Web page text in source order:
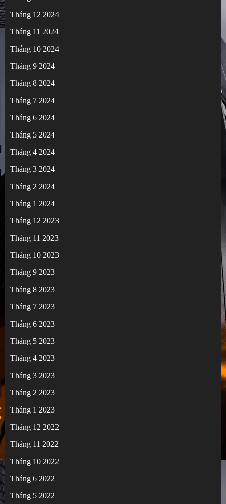
Tháng 12 2024
Tháng 11 2024
Tháng 10 2024
Tháng 9 2024
Tháng 8 2024
Tháng 7 2024
Tháng 6 2024
Tháng 5 2024
Tháng 4 2024
Tháng 3 2024
Tháng 2 2024
Tháng 1 2024
Tháng 12 2023
Tháng 11 2023
Tháng 10 2023
Tháng 9 2023
Tháng 8 2023
Tháng 7 2023
Tháng 6 2023
Tháng 5 2023
Tháng 4 2023
Tháng 3 2023
Tháng 2 2023
Tháng 1 2023
Tháng 12 2022
Tháng 11 2022
Tháng 10 2022
Tháng 6 2022
Tháng 5 2022